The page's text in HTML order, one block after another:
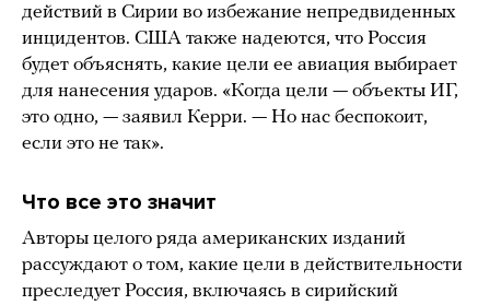
действий в Сирии во избежание непредвиденных
инцидентов. США также надеются, что Россия
будет объяснять, какие цели ее авиация выбирает
для нанесения ударов. «Когда цели — объекты ИГ,
это одно, — заявил Керри. — Но нас беспокоит,
если это не так».
Что все это значит
Авторы целого ряда американских изданий
рассуждают о том, какие цели в действительности
преследует Россия, включаясь в сирийский